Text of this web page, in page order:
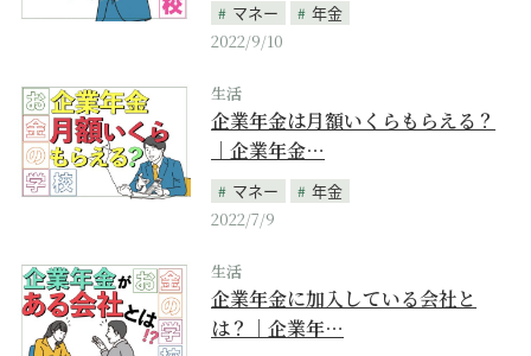
マネー
年金
2022/9/10
生活
企業年金は月額いくらもらえる？
｜企業年金…
マネー
年金
2022/7/9
生活
企業年金に加入している会社と
は？｜企業年…